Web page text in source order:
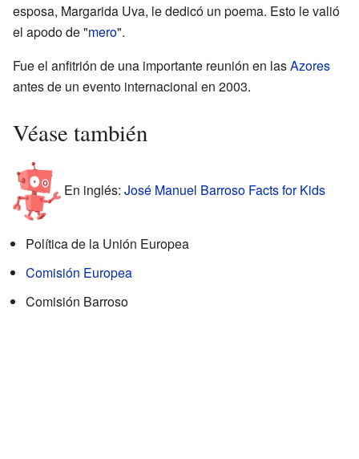
esposa, Margarida Uva, le dedicó un poema. Esto le valió
el apodo de "mero".
Fue el anfitrión de una importante reunión en lasAzores
antes de un evento internacional en 2003.
Véase también
En inglés: José Manuel Barroso Facts for Kids
Política de la Unión Europea
Comisión Europea
Comisión Barroso